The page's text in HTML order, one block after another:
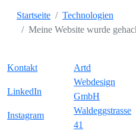
Startseite
Technologien
Meine Website wurde
Kontakt
LinkedIn
Instagram
Artd
Webdesign
GmbH
Waldeggstrasse
41